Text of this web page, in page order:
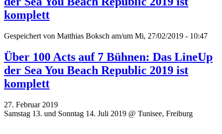
komplett
Gespeichert von Matthias Boksch am/um Mi, 27/02/2019 - 10:47
Über 100 Acts auf 7 Bühnen: Das LineUp
der Sea You Beach Republic 2019 ist
komplett
27. Februar 2019
Samstag 13. und Sonntag 14. Juli 2019 @ Tunisee, Freiburg